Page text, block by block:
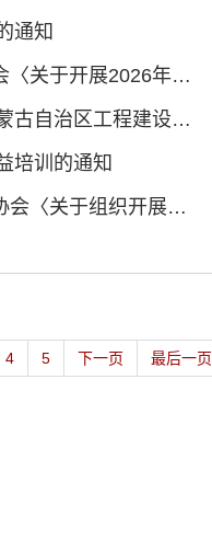
通知
鄂尔多斯建筑业协会关于转发《关于转发中国安装协会〈关于开展2026年安装行业BIM技术应用成果评价活动的通知〉的通知》的函
鄂尔多斯建筑业协会关于转发《关于召开2026年度内蒙古自治区工程建设质量管理小组活动交流会的通知》的通知
培训的通知
鄂尔多斯建筑业协会关于转发《关于转发中国建筑业协会〈关于组织开展建设工程项目管理成果总结交流与推广应用活动的通知〉的通知》的函
4 5 下一页 最后一页